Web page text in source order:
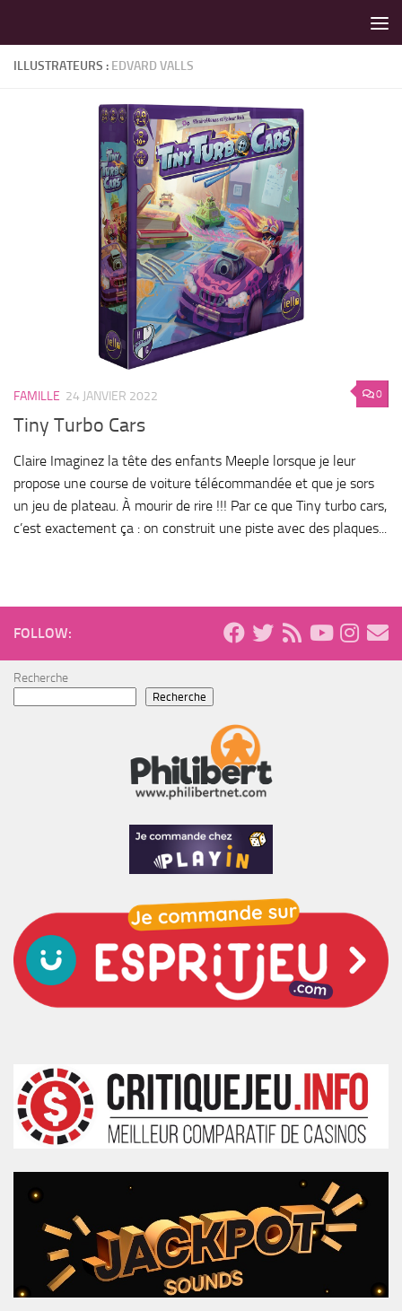
ILLUSTRATEURS : EDVARD VALLS
0
FAMILLE 24 JANVIER 2022
Tiny Turbo Cars
Claire Imaginez la tête des enfants Meeple lorsque je leur
propose une course de voiture télécommandée et que je sors
un jeu de plateau. À mourir de rire !!! Par ce que Tiny turbo cars,
c’est exactement ça : on construit une piste avec des plaques...
FOLLOW:
Recherche
Recherche